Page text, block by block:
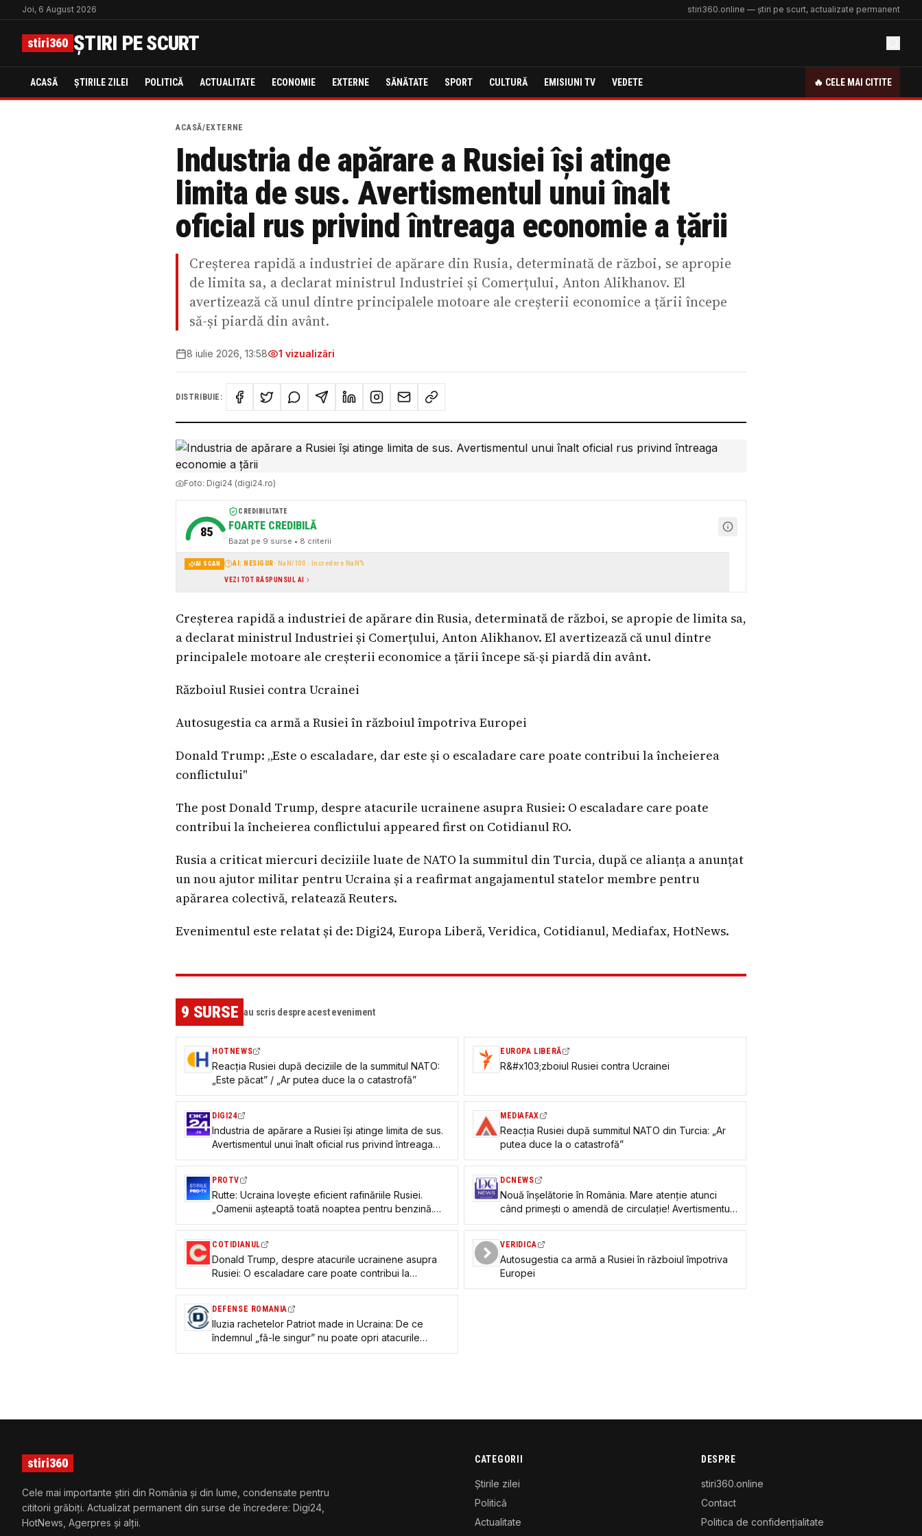
Joi, 6 August 2026 stiri360.online — știri pe scurt, actualizate permanent
stiri360 ȘTIRI PE SCURT
ACASĂ ȘTIRILE ZILEI POLITICĂ ACTUALITATE ECONOMIE EXTERNE SĂNĂTATE SPORT CULTURĂ EMISIUNI TV VEDETE 🔥 CELE MAI CITITE
ACASĂ/ EXTERNE
Industria de apărare a Rusiei își atinge
limita de sus. Avertismentul unui înalt
oficial rus privind întreaga economie a țării
Creșterea rapidă a industriei de apărare din Rusia, determinată de război, se apropie
de limita sa, a declarat ministrul Industriei și Comerțului, Anton Alikhanov. El
avertizează că unul dintre principalele motoare ale creșterii economice a țării începe
să-și piardă din avânt.
8 iulie 2026, 13:58 1 vizualizări
DISTRIBUIE:
Foto: Digi24 (digi24.ro)
85
CREDIBILITATE
FOARTE CREDIBILĂ
Bazat pe 9 surse • 8 criterii
AI SCAN AI: NESIGUR· NaN/100 · încredere NaN%
VEZI TOT RĂSPUNSUL AI
Creșterea rapidă a industriei de apărare din Rusia, determinată de război, se apropie de limita sa,
a declarat ministrul Industriei și Comerțului, Anton Alikhanov. El avertizează că unul dintre
principalele motoare ale creșterii economice a țării începe să-și piardă din avânt.
Războiul Rusiei contra Ucrainei
Autosugestia ca armă a Rusiei în războiul împotriva Europei
Donald Trump: „Este o escaladare, dar este şi o escaladare care poate contribui la încheierea
conflictului"
The post Donald Trump, despre atacurile ucrainene asupra Rusiei: O escaladare care poate
contribui la încheierea conflictului appeared first on Cotidianul RO.
Rusia a criticat miercuri deciziile luate de NATO la summitul din Turcia, după ce alianța a anunțat
un nou ajutor militar pentru Ucraina și a reafirmat angajamentul statelor membre pentru
apărarea colectivă, relatează Reuters.
Evenimentul este relatat și de: Digi24, Europa Liberă, Veridica, Cotidianul, Mediafax, HotNews.
9 SURSE au scris despre acest eveniment
HOTNEWS
Reacția Rusiei după deciziile de la summitul NATO:
„Este păcat” / „Ar putea duce la o catastrofă”
EUROPA LIBERĂ
R&#x103;zboiul Rusiei contra Ucrainei
DIGI24
Industria de apărare a Rusiei își atinge limita de sus.
Avertismentul unui înalt oficial rus privind întreaga
economie a țării
MEDIAFAX
Reacția Rusiei după summitul NATO din Turcia: „Ar
putea duce la o catastrofă”
PROTV
Rutte: Ucraina lovește eficient rafinăriile Rusiei.
„Oamenii așteaptă toată noaptea pentru benzină.
Votanților nu le place”
DCNEWS
Nouă înșelătorie în România. Mare atenție atunci
când primești o amendă de circulație! Avertismentul
DNSC
COTIDIANUL
Donald Trump, despre atacurile ucrainene asupra
Rusiei: O escaladare care poate contribui la
încheierea conflictului
VERIDICA
Autosugestia ca armă a Rusiei în războiul împotriva
Europei
DEFENSE ROMANIA
Iluzia rachetelor Patriot made in Ucraina: De ce
îndemnul „fă-le singur” nu poate opri atacurile
balistice ale Rusiei
stiri360
Cele mai importante știri din România și din lume, condensate pentru
cititorii grăbiți. Actualizat permanent din surse de încredere: Digi24,
HotNews, Agerpres și alții.
CATEGORII
Știrile zilei
Politică
Actualitate
DESPRE
stiri360.online
Contact
Politica de confidențialitate